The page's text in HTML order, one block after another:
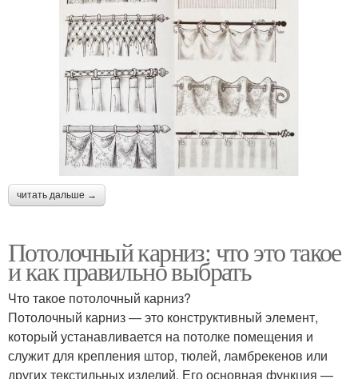
читать дальше →
Потолочный карниз: что это такое
и как правильно выбрать
Что такое потолочный карниз?
Потолочный карниз — это конструктивный элемент,
который устанавливается на потолке помещения и
служит для крепления штор, тюлей, ламбрекенов или
других текстильных изделий. Его основная функция —